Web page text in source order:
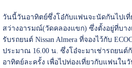
วันนี้วันอาทิตย์ซึ่งโอ๋กับแฟนจะนัดกันไปเ
สว่างอารมณ์(วัดคลองแขก) ซึ่งตั้งอยู่ที่บา
รับรถยนต์ Nissan Almera ที่จองไว้กับ
ประมาณ 16.00 น. ซึ่งโอ๋จะมาเช่ารถยน
อาทิตย์ละครั้ง เพื่อไปท่องเที่ยวกับแฟนใน